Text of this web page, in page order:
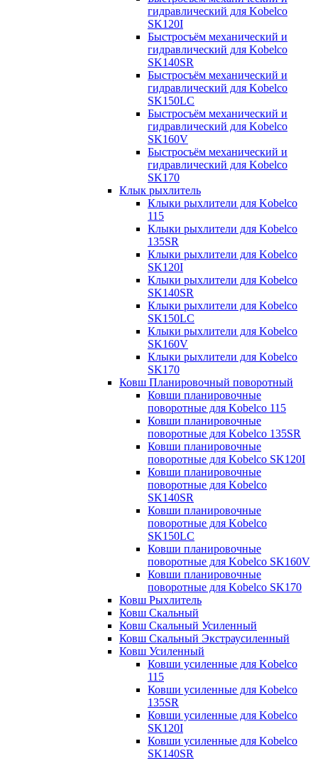
гидравлический для Kobelco
SK120I
Быстросъём механический и
гидравлический для Kobelco
SK140SR
Быстросъём механический и
гидравлический для Kobelco
SK150LC
Быстросъём механический и
гидравлический для Kobelco
SK160V
Быстросъём механический и
гидравлический для Kobelco
SK170
Клык рыхлитель
Клыки рыхлители для Kobelco
115
Клыки рыхлители для Kobelco
135SR
Клыки рыхлители для Kobelco
SK120I
Клыки рыхлители для Kobelco
SK140SR
Клыки рыхлители для Kobelco
SK150LC
Клыки рыхлители для Kobelco
SK160V
Клыки рыхлители для Kobelco
SK170
Ковш Планировочный поворотный
Ковши планировочные
поворотные для Kobelco 115
Ковши планировочные
поворотные для Kobelco 135SR
Ковши планировочные
поворотные для Kobelco SK120I
Ковши планировочные
поворотные для Kobelco
SK140SR
Ковши планировочные
поворотные для Kobelco
SK150LC
Ковши планировочные
поворотные для Kobelco SK160V
Ковши планировочные
поворотные для Kobelco SK170
Ковш Рыхлитель
Ковш Скальный
Ковш Скальный Усиленный
Ковш Скальный Экстраусиленный
Ковш Усиленный
Ковши усиленные для Kobelco
115
Ковши усиленные для Kobelco
135SR
Ковши усиленные для Kobelco
SK120I
Ковши усиленные для Kobelco
SK140SR